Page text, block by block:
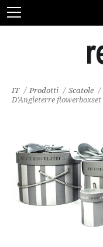
IT / Prodotti / Scatole /
D'Angleterre flowerboxset